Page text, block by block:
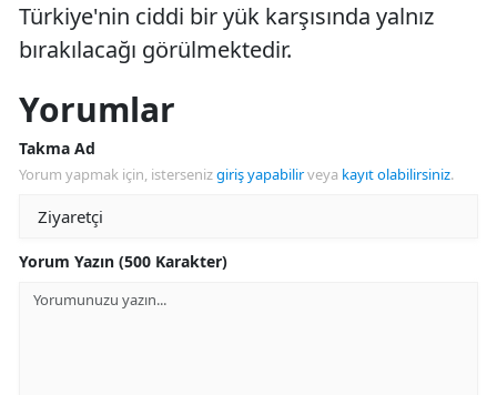
Türkiye'nin ciddi bir yük karşısında yalnız
bırakılacağı görülmektedir.
Yorumlar
Takma Ad
Yorum yapmak için, istersenizgiriş yapabilirveya kayıt olabilirsiniz.
Yorum Yazın (500 Karakter)